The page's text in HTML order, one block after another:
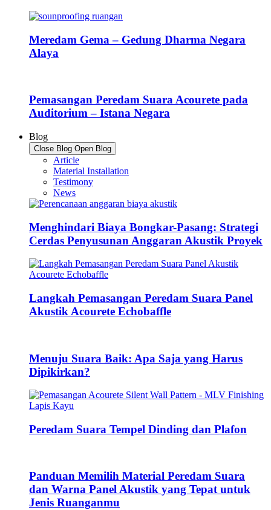
Meredam Gema – Gedung Dharma Negara
Alaya
Pemasangan Peredam Suara Acourete pada
Auditorium – Istana Negara
Blog
Close Blog Open Blog
Article
Material Installation
Testimony
News
Menghindari Biaya Bongkar-Pasang: Strategi
Cerdas Penyusunan Anggaran Akustik Proyek
Langkah Pemasangan Peredam Suara Panel
Akustik Acourete Echobaffle
Menuju Suara Baik: Apa Saja yang Harus
Dipikirkan?
Peredam Suara Tempel Dinding dan Plafon
Panduan Memilih Material Peredam Suara
dan Warna Panel Akustik yang Tepat untuk
Jenis Ruanganmu